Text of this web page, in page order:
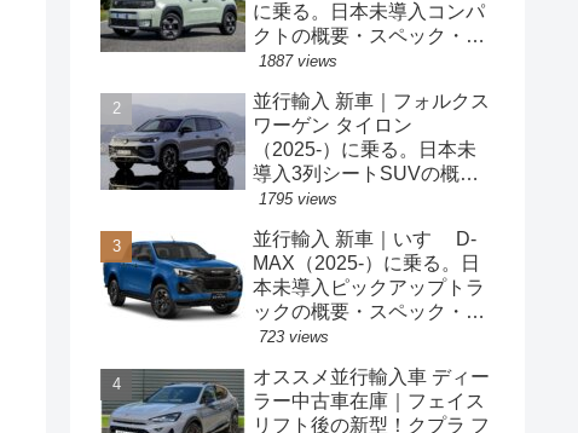
に乗る。日本未導入コンパ
クトの概要・スペック・価
格の情報。
1887 views
並行輸入 新車｜フォルクス
ワーゲン タイロン
（2025-）に乗る。日本未
導入3列シートSUVの概
要・スペック・価格の情
1795 views
並行輸入 新車｜いすゞ D-
MAX（2025-）に乗る。日
本未導入ピックアップトラ
ックの概要・スペック・価
格の情報。
723 views
オススメ並行輸入車 ディー
ラー中古車在庫｜フェイス
リフト後の新型！クプラ フ